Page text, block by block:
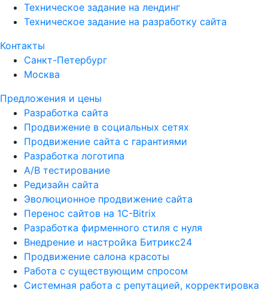
Техническое задание на лендинг
Техническое задание на разработку сайта
Контакты
Санкт-Петербург
Москва
Предложения и цены
Разработка сайта
Продвижение в социальных сетях
Продвижение сайта с гарантиями
Разработка логотипа
A/B тестирование
Редизайн сайта
Эволюционное продвижение сайта
Перенос сайтов на 1С-Bitrix
Разработка фирменного стиля с нуля
Внедрение и настройка Битрикс24
Продвижение салона красоты
Работа с существующим спросом
Системная работа с репутацией, корректировка